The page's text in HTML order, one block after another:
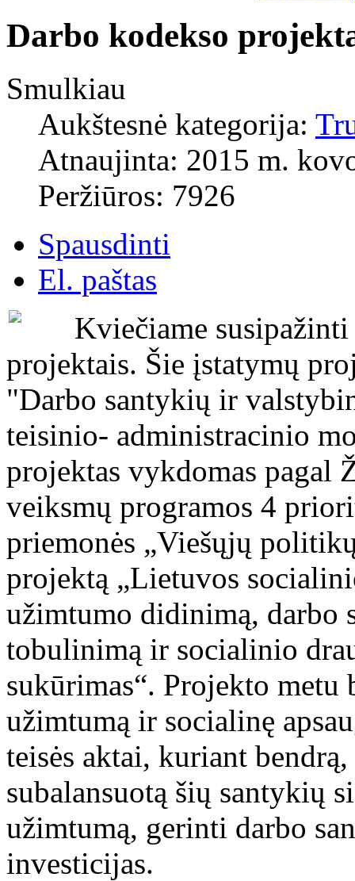
Darbo kodekso
Smulkiau
Aukštesnė kategorija:
Atnaujinta: 2015 m.
Peržiūros: 7926
Spausdinti
El. paštas
Kviečiame
projektais. Šie įstatymų
"Darbo santykių ir
teisinio- administracinio
projektas vykdomas pagal
veiksmų programos 4
priemonės „Viešųjų
projektą „Lietuvos
užimtumo didinimą, darbo
tobulinimą ir socialinio
sukūrimas“. Projekto
užimtumą ir socialinę
teisės aktai, kuriant
subalansuotą šių santykių
užimtumą, gerinti darbo
investicijas.